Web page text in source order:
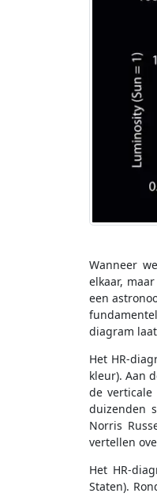
Wanneer
elkaar,
een
diagram
Het HR-
kleur). Aan
de
duizenden
Norris
vertellen
Het HR-
Staten).